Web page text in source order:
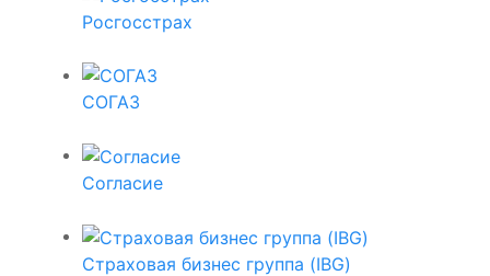
Росгосстрах
СОГАЗ
Согласие
Страховая бизнес группа (IBG)